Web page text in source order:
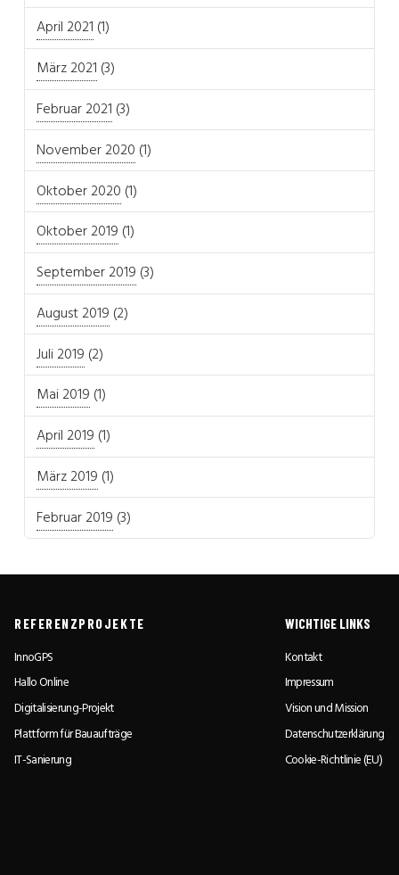
April 2021 (1)
März 2021 (3)
Februar 2021 (3)
November 2020 (1)
Oktober 2020 (1)
Oktober 2019 (1)
September 2019 (3)
August 2019 (2)
Juli 2019 (2)
Mai 2019 (1)
April 2019 (1)
März 2019 (1)
Februar 2019 (3)
REFERENZPROJEKTE
InnoGPS
Hallo Online
Digitalisierung-Projekt
Plattform für Bauaufträge
IT-Sanierung
WICHTIGE LINKS
Kontakt
Impressum
Vision und Mission
Datenschutzerklärung
Cookie-Richtlinie (EU)